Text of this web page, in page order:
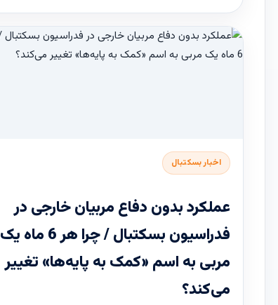
اخبار بسکتبال
عملکرد بدون دفاع مربیان خارجی در
فدراسیون بسکتبال / چرا هر 6 ماه یک
مربی به اسم «کمک به پایه‌ها» تغییر
می‌کند؟